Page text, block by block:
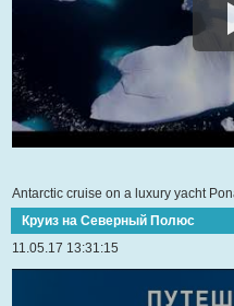
Antarctic cruise on a luxury yacht
Круиз на Северный Полюс
11.05.17 13:31:15